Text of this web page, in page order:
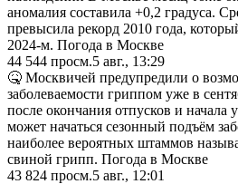
аномалия составила +0,2 градуса.
превысила рекорд 2010 года,
2024-м. Погода в Москве
44 544 просм.5 авг., 13:29
🤒 Москвичей предупредили о
заболеваемости гриппом уже в
после окончания отпусков и начала
может начаться сезонный подъём
наиболее вероятных штаммов
свиной грипп. Погода в Москве
43 824 просм.5 авг., 12:01